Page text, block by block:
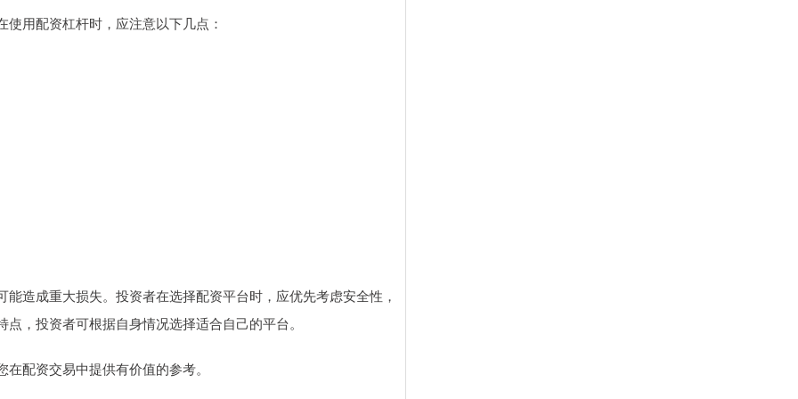
用配资杠杆时，应注意以下几点：
造成重大损失。投资者在选择配资平台时，应优先考虑安全性，
，投资者可根据自身情况选择适合自己的平台。
配资交易中提供有价值的参考。